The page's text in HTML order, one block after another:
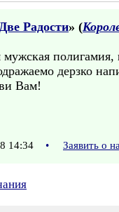
Радости» (
полигамия,
дерзко
Вам!
14:34 • Заявить о